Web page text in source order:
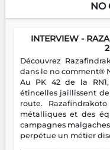
NO
INTERVIEW -
Découvrez
dans le no comment®
Au PK 42 de la
étincelles jaillissent
route.
métalliques et des
campagnes
perpétue un métier